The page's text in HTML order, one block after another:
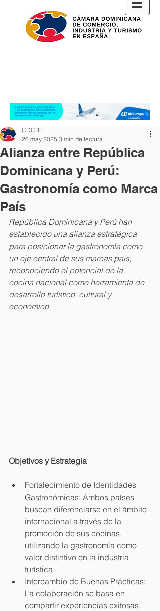
Alianza entre República
Dominicana y Perú:
Gastronomía como Marca
País
CDCITE
26 may 2025 3 min de lectura
República Dominicana y Perú han
establecido una alianza estratégica
para posicionar la gastronomía como
un eje central de sus marcas país,
reconociendo el potencial de la
cocina nacional como herramienta de
desarrollo turístico, cultural y
económico.
Objetivos y Estrategia
Fortalecimiento de Identidades
Gastronómicas: Ambos países
buscan diferenciarse en el ámbito
internacional a través de la
promoción de sus cocinas,
utilizando la gastronomía como
valor distintivo en la industria
turística.
Intercambio de Buenas Prácticas:
La colaboración se basa en
compartir experiencias exitosas,